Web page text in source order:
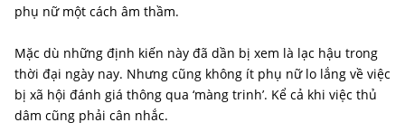
phụ nữ một cách âm thầm.
Mặc dù những định kiến này đã dần bị xem là lạc hậu trong
thời đại ngày nay. Nhưng cũng không ít phụ nữ lo lắng về việc
bị xã hội đánh giá thông qua ‘màng trinh’. Kể cả khi việc thủ
dâm cũng phải cân nhắc.